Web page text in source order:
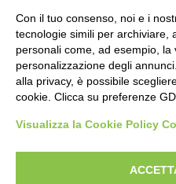
Piè di pagina
Contatti
Lavora con noi
Con il tuo consenso, noi e i
tecnologie simili per archiviare,
personali come, ad esempio, la
personalizzazione degli
alla privacy, è possibile
cookie. Clicca su preferenze
Visualizza la Cookie Policy